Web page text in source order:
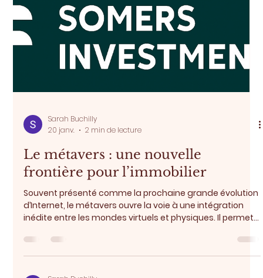
Sarah Buchilly
Dans un marché atone, le design
peine à se distinguer, le design s’affirme comme un
levier stratégique pour les promoteurs. Les acheteurs,
d’intérieurs fonctionnels et consensuels : ils recherchent
des lieux porteurs d’identité. Longtemps dominants, les
codes esthétiques standardisés — palettes neutres,
matériaux interchangeables, mises en scène sans relief
— montrent aujourd’hui leurs limites. Fac